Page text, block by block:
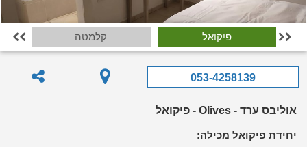
פיקואל קלמטה 

053-4258139
אוליבס ערד - Olives - פיקואל
יחידת פיקואל מכילה: